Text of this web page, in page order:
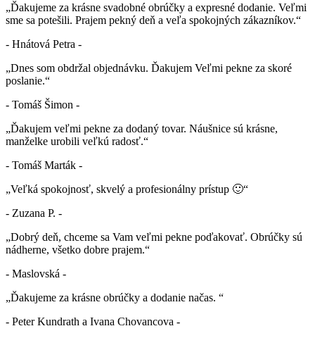
„Ďakujeme za krásne svadobné obrúčky a expresné dodanie. Veľmi
sme sa potešili. Prajem pekný deň a veľa spokojných zákazníkov.“
- Hnátová Petra -
„Dnes som obdržal objednávku. Ďakujem Veľmi pekne za skoré
poslanie.“
- Tomáš Šimon -
„Ďakujem veľmi pekne za dodaný tovar. Náušnice sú krásne,
manželke urobili veľkú radosť.“
- Tomáš Marták -
„Veľká spokojnosť, skvelý a profesionálny prístup 🙂“
- Zuzana P. -
„Dobrý deň, chceme sa Vam veľmi pekne poďakovať. Obrúčky sú
nádherne, všetko dobre prajem.“
- Maslovská -
„Ďakujeme za krásne obrúčky a dodanie načas. “
- Peter Kundrath a Ivana Chovancova -